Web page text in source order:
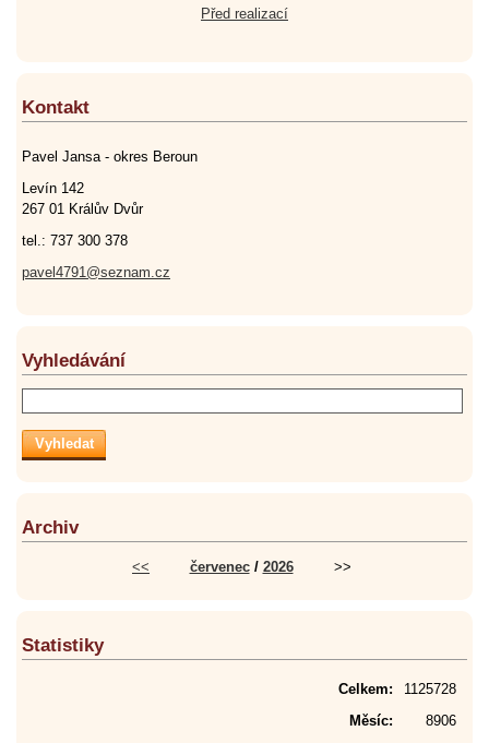
Před realizací
Kontakt
Pavel Jansa - okres Beroun
Levín 142
267 01 Králův Dvůr
tel.: 737 300 378
pavel4791@seznam.cz
Vyhledávání
Archiv
<< červenec/ 2026 >>
Statistiky
Celkem:
1125728
Měsíc:
8906